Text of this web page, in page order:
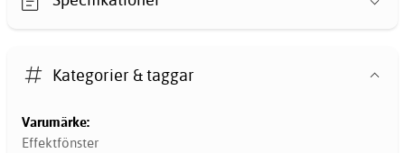
Kategorier & taggar
Varumärke:
Effektfönster